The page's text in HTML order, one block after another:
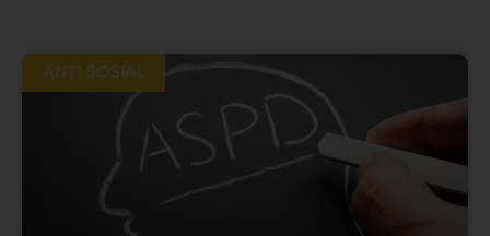
ANTI SOSIAL